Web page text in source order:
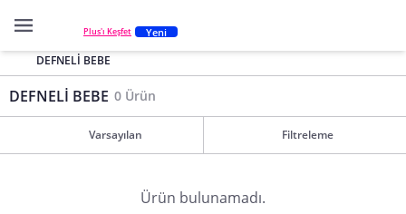
Plus'ı Keşfet Yeni
DEFNELİ BEBE
DEFNELİ BEBE 0 Ürün
Varsayılan Filtreleme
Ürün bulunamadı.